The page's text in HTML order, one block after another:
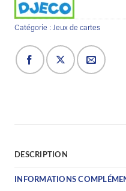
Catégorie : Jeux de cartes
DESCRIPTION
INFORMATIONS